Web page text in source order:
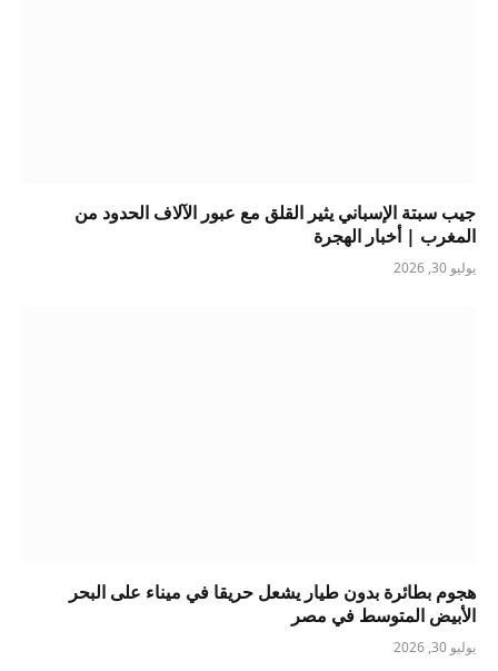
جيب سبتة الإسباني يثير القلق مع عبور الآلاف الحدود من
المغرب | أخبار الهجرة
يوليو 30, 2026
هجوم بطائرة بدون طيار يشعل حريقا في ميناء على البحر
الأبيض المتوسط ​​في مصر
يوليو 30, 2026